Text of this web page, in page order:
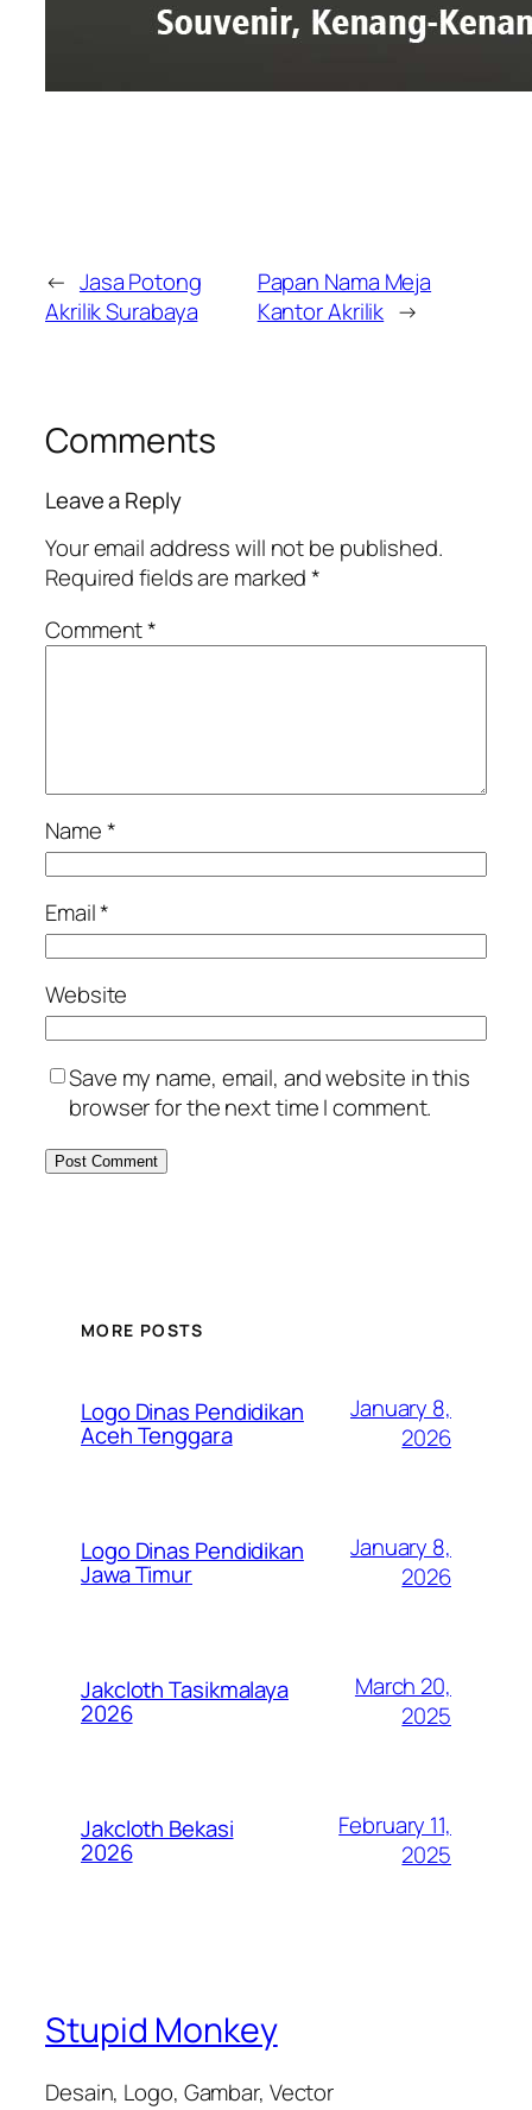
← Jasa Potong
Akrilik Surabaya
Papan Nama Meja
Kantor Akrilik →
Comments
Leave a Reply
Your email address will not be published.
Required fields are marked*
Comment*
Name*
Email*
Website
Save my name, email, and website in this
browser for the next time I comment.
MORE POSTS
Logo Dinas Pendidikan
Aceh Tenggara
January 8,
2026
Logo Dinas Pendidikan
Jawa Timur
January 8,
2026
Jakcloth Tasikmalaya
2026
March 20,
2025
Jakcloth Bekasi
2026
February 11,
2025
Stupid Monkey
Desain, Logo, Gambar, Vector